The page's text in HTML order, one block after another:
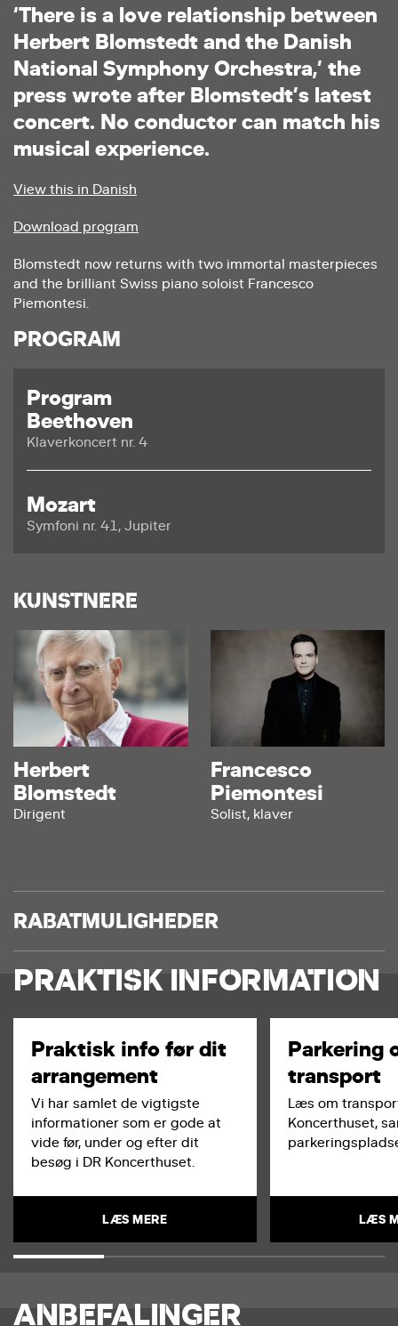
‘There is a love relationship between
Herbert Blomstedt and the Danish
National Symphony Orchestra,’ the
press wrote after Blomstedt’s latest
concert. No conductor can match his
musical experience.
View this in Danish
Download program
Blomstedt now returns with two immortal masterpieces
and the brilliant Swiss piano soloist Francesco
Piemontesi.
PROGRAM
Program
Beethoven
Klaverkoncert nr. 4
Mozart
Symfoni nr. 41, Jupiter
KUNSTNERE
Herbert
Blomstedt
Dirigent
Francesco
Piemontesi
Solist, klaver
RABATMULIGHEDER
PRAKTISK INFORMATION
Praktisk info før dit
arrangement
Vi har samlet de vigtigste
informationer som er gode at
vide før, under og efter dit
besøg i DR Koncerthuset.
LÆS MERE
Parkering
transport
Læs om
Koncerthuset,
LÆS
ANBEFALINGER